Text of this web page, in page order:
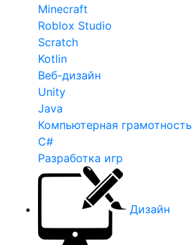
Minecraft
Roblox Studio
Scratch
Kotlin
Веб-дизайн
Unity
Java
Компьютерная грамотность
C#
Разработка игр
Дизайн